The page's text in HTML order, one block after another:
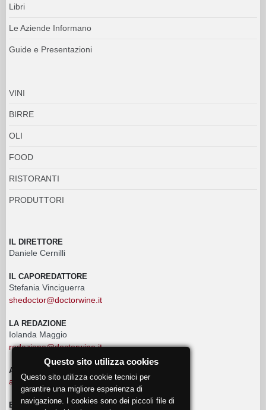
Libri
Le Aziende Informano
Guide e Presentazioni
VINI
BIRRE
OLI
FOOD
RISTORANTI
PRODUTTORI
IL DIRETTORE
Daniele Cernilli
IL CAPOREDATTORE
Stefania Vinciguerra
shedoctor@doctorwine.it
LA REDAZIONE
Iolanda Maggio
redazione@doctorwine.it
ADVERTISING
advertising@doctorwine.it
EVENTI
Questo sito utilizza cookies
Questo sito utilizza cookie tecnici per
garantire una migliore esperienza di
navigazione. I cookies sono dei piccoli file di